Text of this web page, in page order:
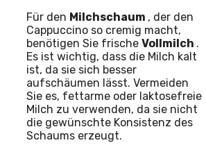
Für den Milchschaum , der den
Cappuccino so cremig macht,
benötigen Sie frische Vollmilch .
Es ist wichtig, dass die Milch kalt
ist, da sie sich besser
aufschäumen lässt. Vermeiden
Sie es, fettarme oder laktosefreie
Milch zu verwenden, da sie nicht
die gewünschte Konsistenz des
Schaums erzeugt.